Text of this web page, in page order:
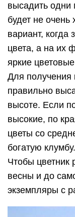
высадить одни
будет не
вариант, когда
цвета, а на их
яркие
Для
правильно
высоте. Если
высокие, по
цветы со
богатую клумбу.
Чтобы цветник
весны и до
экземпляры с